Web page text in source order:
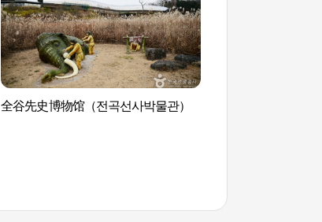
全谷先史博物馆（전곡선사박물관）